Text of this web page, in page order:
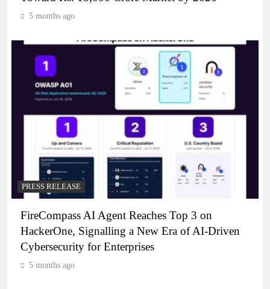
5 months ago
PRESS RELEASE
FireCompass AI Agent Reaches Top 3 on
HackerOne, Signalling a New Era of AI-Driven
Cybersecurity for Enterprises
5 months ago